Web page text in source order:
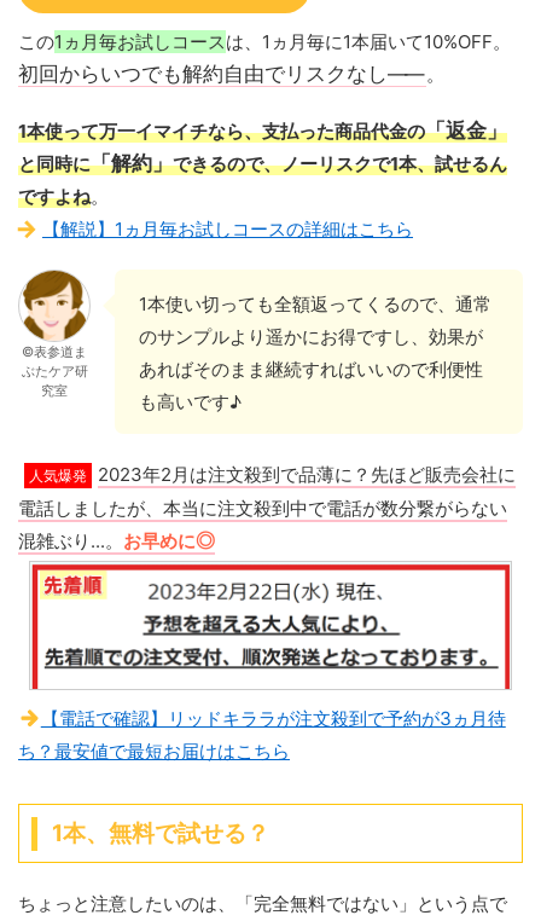
この1ヵ月毎お試しコースは、1ヵ月毎に1本届いて10%OFF。
初回からいつでも解約自由でリスクなし—— 。
1本使って万一イマイチなら、支払った商品代金の「返金」
と同時に「解約」できるので、ノーリスクで1本、試せるん
ですよね。
【解説】1ヵ月毎お試しコースの詳細はこちら
©表参道ま
ぶたケア研
究室
1本使い切っても全額返ってくるので、通常
のサンプルより遥かにお得ですし、効果が
あればそのまま継続すればいいので利便性
も高いです♪
人気爆発
2023年2月は注文殺到で品薄に？先ほど販売会社に
電話しましたが、本当に注文殺到中で電話が数分繋がらない
混雑ぶり...。 お早めに◎
【電話で確認】リッドキララが注文殺到で予約が3ヵ月待
ち？最安値で最短お届けはこちら
1本、無料で試せる？
ちょっと注意したいのは、「完全無料ではない」という点で